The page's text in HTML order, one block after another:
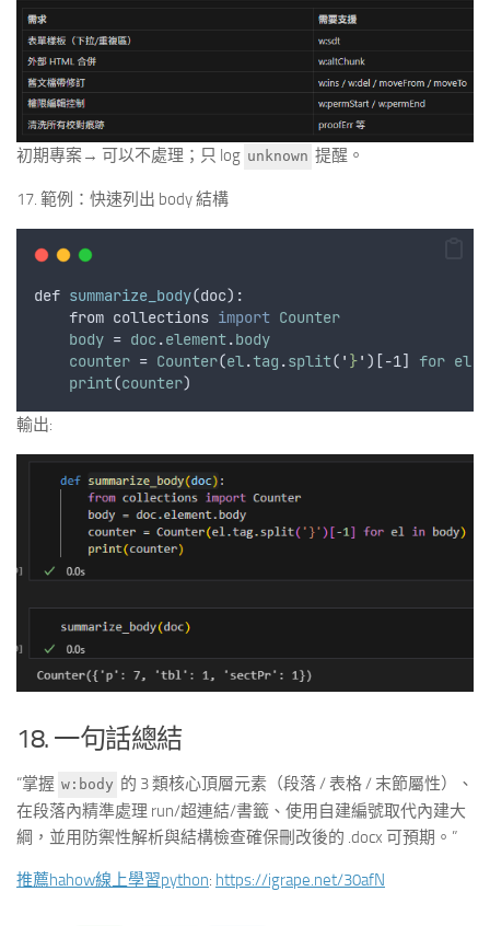
初期專案→ 可以不處理；只 log unknown 提醒。
17. 範例：快速列出 body 結構
def summarize_body(doc):
from collections import Counter
body = doc .element.body
counter = Counter(el.tag .split( ' }' )[-1] for el
print(counter)
輸出:
18. 一句話總結
“掌握 w:body 的 3 類核心頂層元素（段落 / 表格 / 末節屬性）、
在段落內精準處理 run/超連結/書籤、使用自建編號取代內建大
綱，並用防禦性解析與結構檢查確保刪改後的 .docx 可預期。”
推薦hahow線上學習python: https://igrape.net/30afN